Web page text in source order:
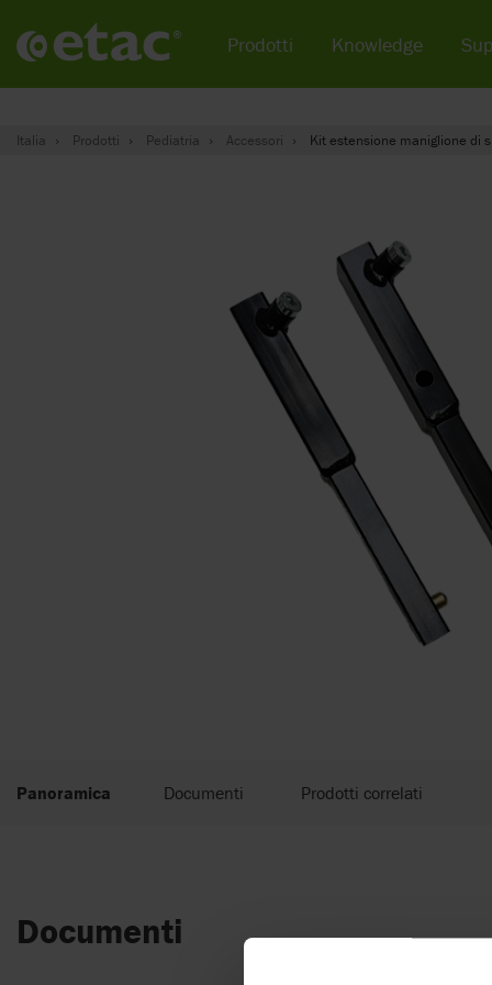
Italia Prodotti Pediatria Accessori Kit estensione maniglione di
Panoramica Documenti Prodotti correlati
Documenti
Prodotti Knowledge